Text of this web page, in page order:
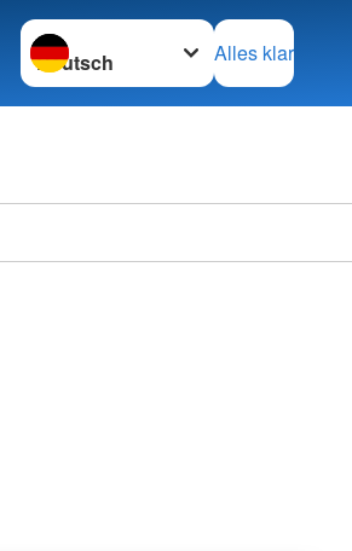
Sprache wechseln zu
Alles klar